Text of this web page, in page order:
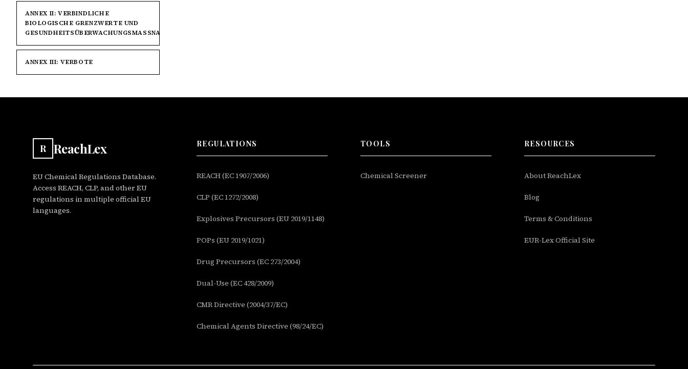
ANNEX II: VERBINDLICHE
BIOLOGISCHE GRENZWERTE UND
GESUNDHEITSÜBERWACHUNGSMASSNAHMEN
ANNEX III: VERBOTE
R ReachLex
EU Chemical Regulations Database.
Access REACH, CLP, and other EU
regulations in multiple official EU
languages.
REGULATIONS
REACH (EC 1907/2006)
CLP (EC 1272/2008)
Explosives Precursors (EU 2019/1148)
POPs (EU 2019/1021)
Drug Precursors (EC 273/2004)
Dual-Use (EC 428/2009)
CMR Directive (2004/37/EC)
Chemical Agents Directive (98/24/EC)
TOOLS
Chemical Screener
RESOURCES
About ReachLex
Blog
Terms & Conditions
EUR-Lex Official Site